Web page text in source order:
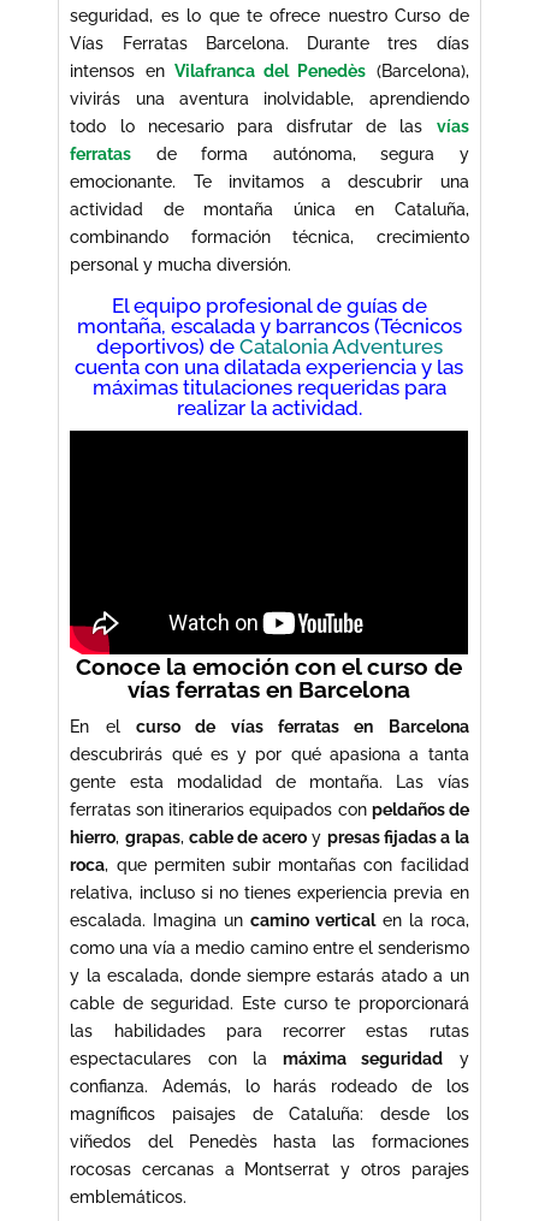
seguridad, es lo que te ofrece nuestro Curso de
Vías Ferratas Barcelona. Durante tres días
intensos en Vilafranca del Penedès (Barcelona),
vivirás una aventura inolvidable, aprendiendo
todo lo necesario para disfrutar de las vías
ferratas
de forma autónoma, segura y
emocionante. Te invitamos a descubrir una
actividad de montaña única en Cataluña,
combinando formación técnica, crecimiento
personal y mucha diversión.
El equipo profesional de guías de
montaña, escalada y barrancos (Técnicos
deportivos) de Catalonia Adventures
cuenta con una dilatada experiencia y las
máximas titulaciones requeridas para
realizar la actividad.
Conoce la emoción con el curso de
vías ferratas en Barcelona
En elcurso de vías ferratas en Barcelona
descubrirás qué es y por qué apasiona a tanta
gente esta modalidad de montaña. Las vías
ferratas son itinerarios equipados con peldaños de
hierro, grapas,cable de aceroy presas fijadas a la
roca, que permiten subir montañas con facilidad
relativa, incluso si no tienes experiencia previa en
escalada. Imagina uncamino verticalen la roca,
como una vía a medio camino entre el senderismo
y la escalada, donde siempre estarás atado a un
cable de seguridad. Este curso te proporcionará
las habilidades para recorrer estas rutas
espectaculares con lamáxima seguridad y
confianza. Además, lo harás rodeado de los
magníficos paisajes de Cataluña: desde los
viñedos del Penedès hasta las formaciones
rocosas cercanas a Montserrat y otros parajes
emblemáticos.